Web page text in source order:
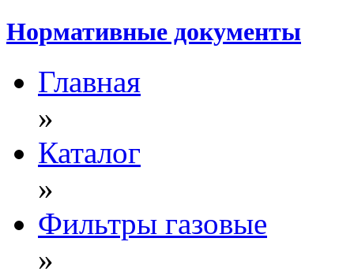
Нормативные документы
Главная
»
Каталог
»
Фильтры газовые
»